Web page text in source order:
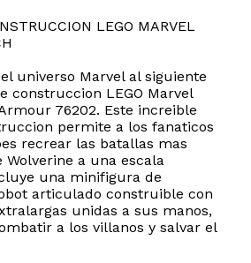
LEGO MARVEL
universo Marvel al siguiente
construccion LEGO Marvel
76202. Este increible
permite a los fanaticos
recrear las batallas mas
Wolverine a una escala
una minifigura de
articulado construible con
unidas a sus manos,
a los villanos y salvar el